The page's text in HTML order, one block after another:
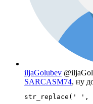
iljaGolubev
SARCASM74, ну
str_replace(' ',